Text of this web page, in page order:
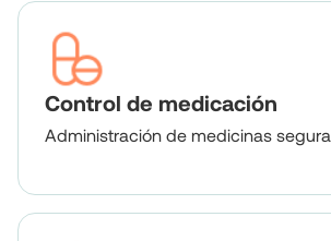
Control de medicación
Administración de medicinas segura